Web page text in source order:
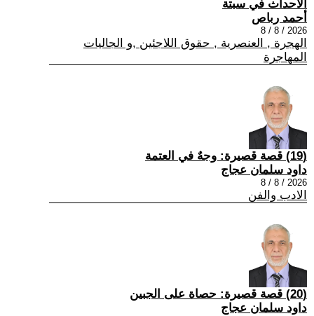
الأحداث في سبتة
أحمد رباص
2026 / 8 / 8
الهجرة , العنصرية , حقوق اللاجئين ,و الجاليات
المهاجرة
(19) قصة قصيرة: وجهٌ في العتمة
داود سلمان عجاج
2026 / 8 / 8
الادب والفن
(20) قصة قصيرة: حصاة على الجبين
داود سلمان عجاج